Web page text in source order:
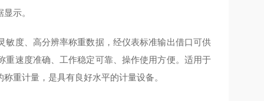
示。
度、高分辨率称重数据，经仪表标准输出借口可供
速度准确、工作稳定可靠、操作使用方便。适用于
重计量，是具有良好水平的计量设备。